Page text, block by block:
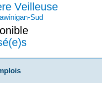
Veilleuse
Sud